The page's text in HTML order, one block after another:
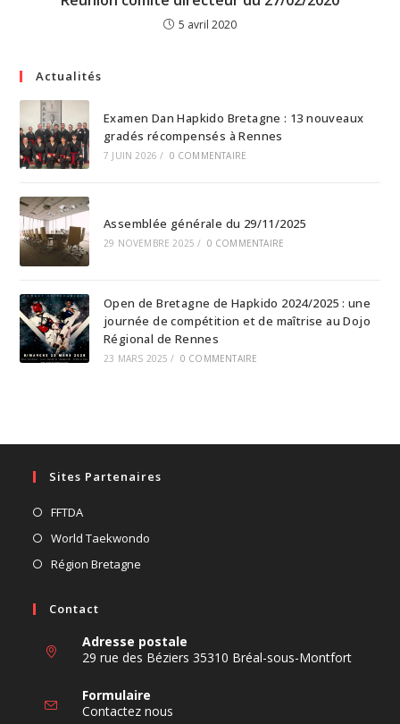
5 avril 2020
Actualités
Examen Dan Hapkido Bretagne : 13 nouveaux
gradés récompensés à Rennes
7 JUIN 2026 / 0 COMMENTAIRE
Assemblée générale du 29/11/2025
29 NOVEMBRE 2025 / 0 COMMENTAIRE
Open de Bretagne de Hapkido 2024/2025 : une
journée de compétition et de maîtrise au Dojo
Régional de Rennes
23 MARS 2025 / 0 COMMENTAIRE
Sites Partenaires
FFTDAS’ouvre
dans
World Taekwondo
Région Bretagne
onglet
Contact
Adresse postale
29 rue des Béziers 35310 Bréal-sous-Montfort
Formulaire
Contactez nous